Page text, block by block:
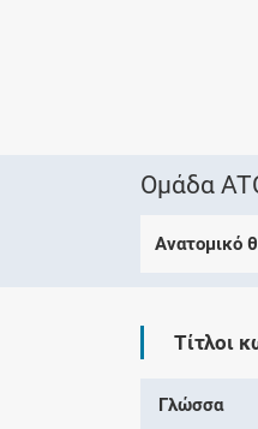
Ομάδα
Ανατομικό
Τίτλοι
Γλώσσα